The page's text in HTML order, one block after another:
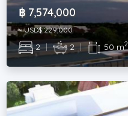
฿ 7,574,000
~ USD$ 229,000
2 | 2 | 50 m2